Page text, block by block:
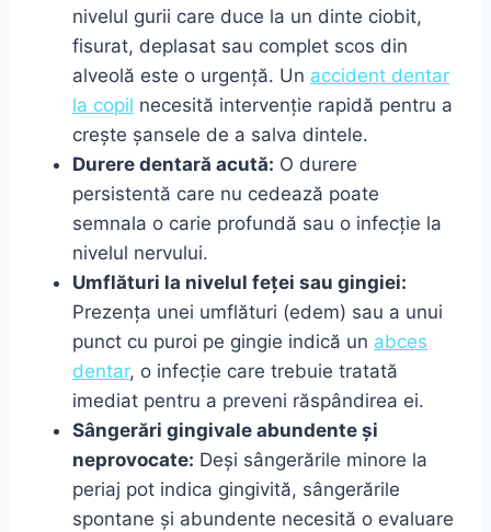
nivelul gurii care duce la un dinte ciobit,
fisurat, deplasat sau complet scos din
alveolă este o urgență. Un accident dentar
la copil necesită intervenție rapidă pentru a
crește șansele de a salva dintele.
Durere dentară acută: O durere
persistentă care nu cedează poate
semnala o carie profundă sau o infecție la
nivelul nervului.
Umflături la nivelul feței sau gingiei:
Prezența unei umflături (edem) sau a unui
punct cu puroi pe gingie indică un abces
dentar, o infecție care trebuie tratată
imediat pentru a preveni răspândirea ei.
Sângerări gingivale abundente și
neprovocate: Deși sângerările minore la
periaj pot indica gingivită, sângerările
spontane și abundente necesită o evaluare